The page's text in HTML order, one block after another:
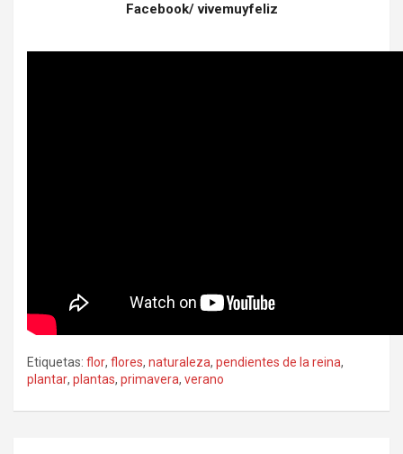
Facebook/ vivemuyfeliz
Etiquetas: flor, flores, naturaleza, pendientes de la reina,
plantar, plantas, primavera, verano